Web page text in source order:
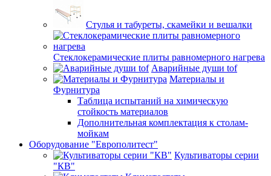
Стулья и табуреты, скамейки и вешалки
Стеклокерамические плиты равномерного нагрева
Аварийные души tof
Материалы и
Фурнитура
Таблица испытаний на химическую
стойкость материалов
Дополнительная комплектация к столам-
мойкам
Оборудование "Европолитест"
Культиваторы серии
"КВ"